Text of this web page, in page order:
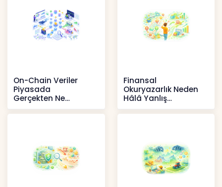
On-Chain Veriler
Piyasada
Gerçekten Ne
Anlatır?
Kripto
Finansal
Okuryazarlık Neden
Hâlâ Yanlış
Anlaşılıyor?
İçerikler